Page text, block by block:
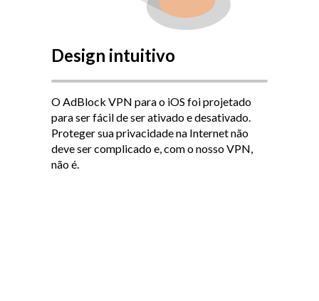
Design intuitivo
O AdBlock VPN para o iOS foi projetado
para ser fácil de ser ativado e desativado.
Proteger sua privacidade na Internet não
deve ser complicado e, com o nosso VPN,
não é.